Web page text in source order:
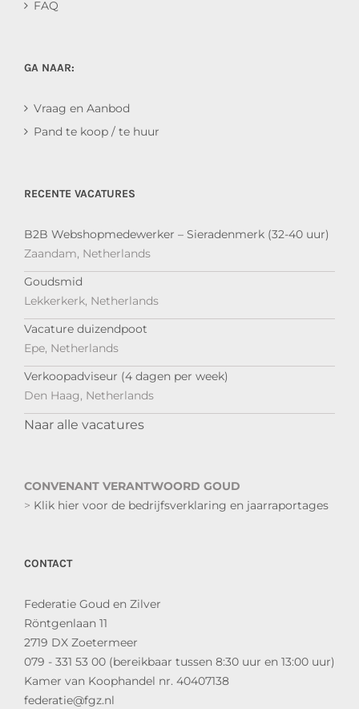
FAQ
GA NAAR:
Vraag en Aanbod
Pand te koop / te huur
RECENTE VACATURES
B2B Webshopmedewerker – Sieradenmerk (32-40 uur)
Zaandam, Netherlands
Goudsmid
Lekkerkerk, Netherlands
Vacature duizendpoot
Epe, Netherlands
Verkoopadviseur (4 dagen per week)
Den Haag, Netherlands
Naar alle vacatures
CONVENANT VERANTWOORD GOUD
> Klik hier voor de bedrijfsverklaring en jaarraportages
CONTACT
Federatie Goud en Zilver
Röntgenlaan 11
2719 DX Zoetermeer
079 - 331 53 00 (bereikbaar tussen 8:30 uur en 13:00 uur)
Kamer van Koophandel nr. 40407138
federatie@fgz.nl